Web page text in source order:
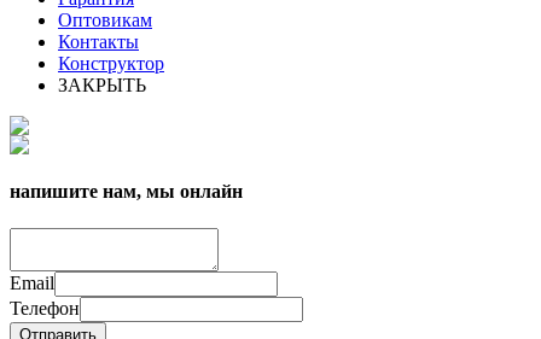
Оптовикам
Контакты
Конструктор
ЗАКРЫТЬ
напишите нам, мы онлайн
Email
Телефон
Отправить